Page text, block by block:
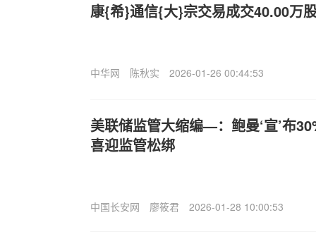
康{希}通信{大}宗交易成交40.00万
中华网 陈秋实 2026-01-26 00:44:53
美联储监管大缩编—：鲍曼‘宣’布
喜迎监管松绑
中国长安网 廖筱君 2026-01-28 10:00:53